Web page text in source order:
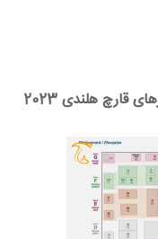
هلندی 2023